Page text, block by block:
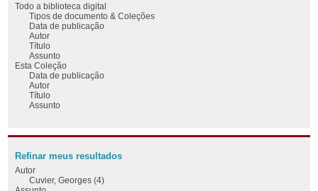
Todo a biblioteca digital
Tipos de documento & Coleções
Data de publicação
Autor
Título
Assunto
Esta Coleção
Data de publicação
Autor
Título
Assunto
Refinar meus resultados
Autor
Cuvier, Georges (4)